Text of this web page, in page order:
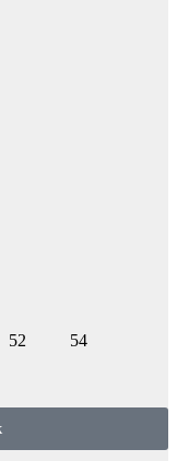
52 54